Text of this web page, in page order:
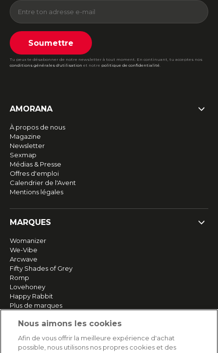
Soumettre
Tu peux te désabonner de notre newsletter à tout moment. En continuant, tu acceptes nos
conditions générales d'utilisation et notre politique de confidentialité.
AMORANA
À propos de nous
Magazine
Newsletter
Sexmap
Médias & Presse
Offres d'emploi
Calendrier de l'Avent
Mentions légales
MARQUES
Womanizer
We-Vibe
Arcwave
Fifty Shades of Grey
Romp
Lovehoney
Happy Rabbit
Plus de marques
SERVICE
Nous aimons les cookies
Afin de vous offrir la meilleure expérience d'achat
possible, nous utilisons nos propres cookies et des